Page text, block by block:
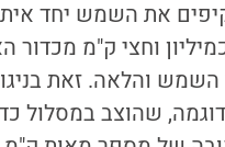
וחצי ק"מ מכדור
השמש והלאה. זאת
שהוצב במסלול